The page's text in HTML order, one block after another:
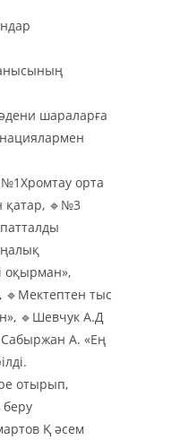
шараларға
орта
қатар, 🔹№3
оқырман»,
🔹Мектептен тыс
🔹Шевчук А.Д
А. «Ең
отырып,
беру
Қ әсем